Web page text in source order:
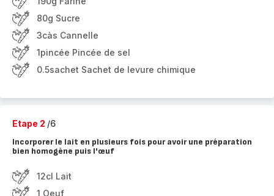
80g Sucre
3càs Cannelle
1pincée Pincée de sel
0.5sachet Sachet de levure chimique
Etape 2 /6
Incorporer le lait en plusieurs fois pour avoir une préparation
bien homogène puis l'œuf
12cl Lait
1 Oeuf